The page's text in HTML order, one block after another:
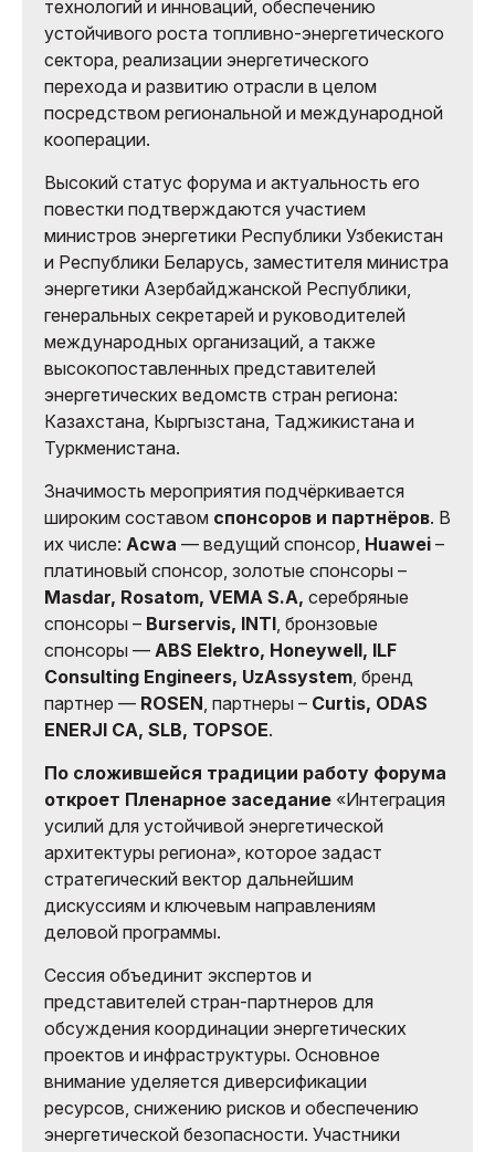
технологий и инноваций, обеспечению
устойчивого роста топливно-энергетического
сектора, реализации энергетического
перехода и развитию отрасли в целом
посредством региональной и международной
кооперации.
Высокий статус форума и актуальность его
повестки подтверждаются участием
министров энергетики Республики Узбекистан
и Республики Беларусь, заместителя министра
энергетики Азербайджанской Республики,
генеральных секретарей и руководителей
международных организаций, а также
высокопоставленных представителей
энергетических ведомств стран региона:
Казахстана, Кыргызстана, Таджикистана и
Туркменистана.
Значимость мероприятия подчёркивается
широким составом спонсоров и партнёров. В
их числе: Acwa — ведущий спонсор, Huawei –
платиновый спонсор, золотые спонсоры –
Masdar, Rosatom, VEMA S.A, серебряные
спонсоры – Burservis, INTI, бронзовые
спонсоры — ABS Elektro, Honeywell, ILF
Consulting Engineers, UzAssystem, бренд
партнер — ROSEN, партнеры – Curtis, ODAS
ENERJI CA, SLB, TOPSOE.
По сложившейся традиции работу форума
откроет Пленарное заседание «Интеграция
усилий для устойчивой энергетической
архитектуры региона», которое задаст
стратегический вектор дальнейшим
дискуссиям и ключевым направлениям
деловой программы.
Сессия объединит экспертов и
представителей стран-партнеров для
обсуждения координации энергетических
проектов и инфраструктуры. Основное
внимание уделяется диверсификации
ресурсов, снижению рисков и обеспечению
энергетической безопасности. Участники